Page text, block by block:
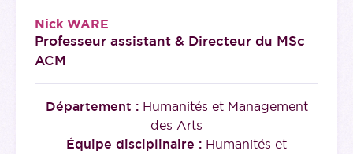
Nick WARE
Professeur assistant & Directeur du MSc
ACM
Département : Humanités et Management
des Arts
Équipe disciplinaire : Humanités et